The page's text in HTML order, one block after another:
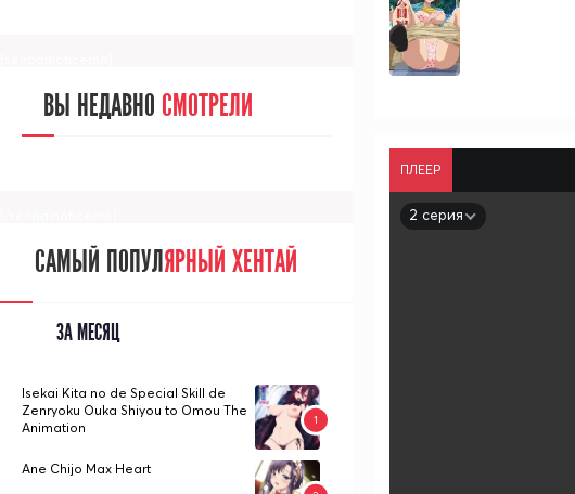
ПЛЕЕР
2 серия
ВЫ НЕДАВНО СМОТРЕЛИ
САМЫЙ ПОПУЛЯРНЫЙ ХЕНТАЙ
ЗА МЕСЯЦ
Isekai Kita no de Special Skill de
Zenryoku Ouka Shiyou to Omou The
Animation
Ane Chijo Max Heart